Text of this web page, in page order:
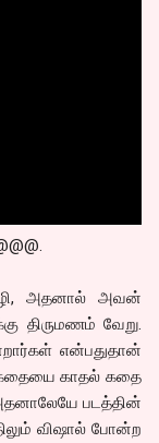
அதனால் அவன்
திருமணம் வேறு.
என்பதுதான்
காதல் கதை
படத்தின்
விஷால் போன்ற